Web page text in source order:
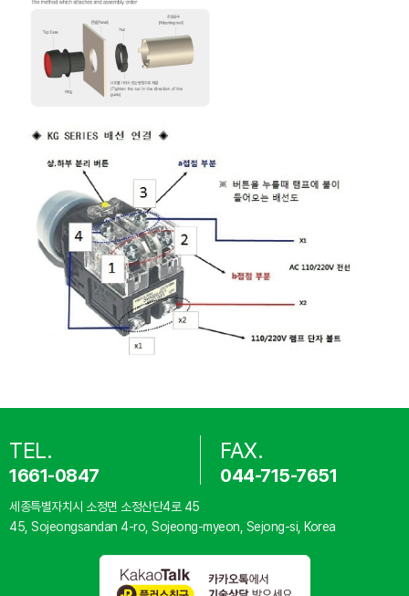
TEL.
1661-0847
FAX.
044-715-7651
세종특별자치시 소정면 소정산단4로 45
45, Sojeongsandan 4-ro, Sojeong-myeon, Sejong-si, Korea